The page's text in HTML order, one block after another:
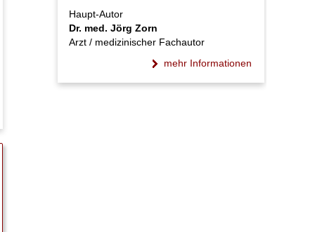
Haupt-Autor
Dr. med. Jörg Zorn
Arzt / medizinischer Fachautor
mehr Informationen